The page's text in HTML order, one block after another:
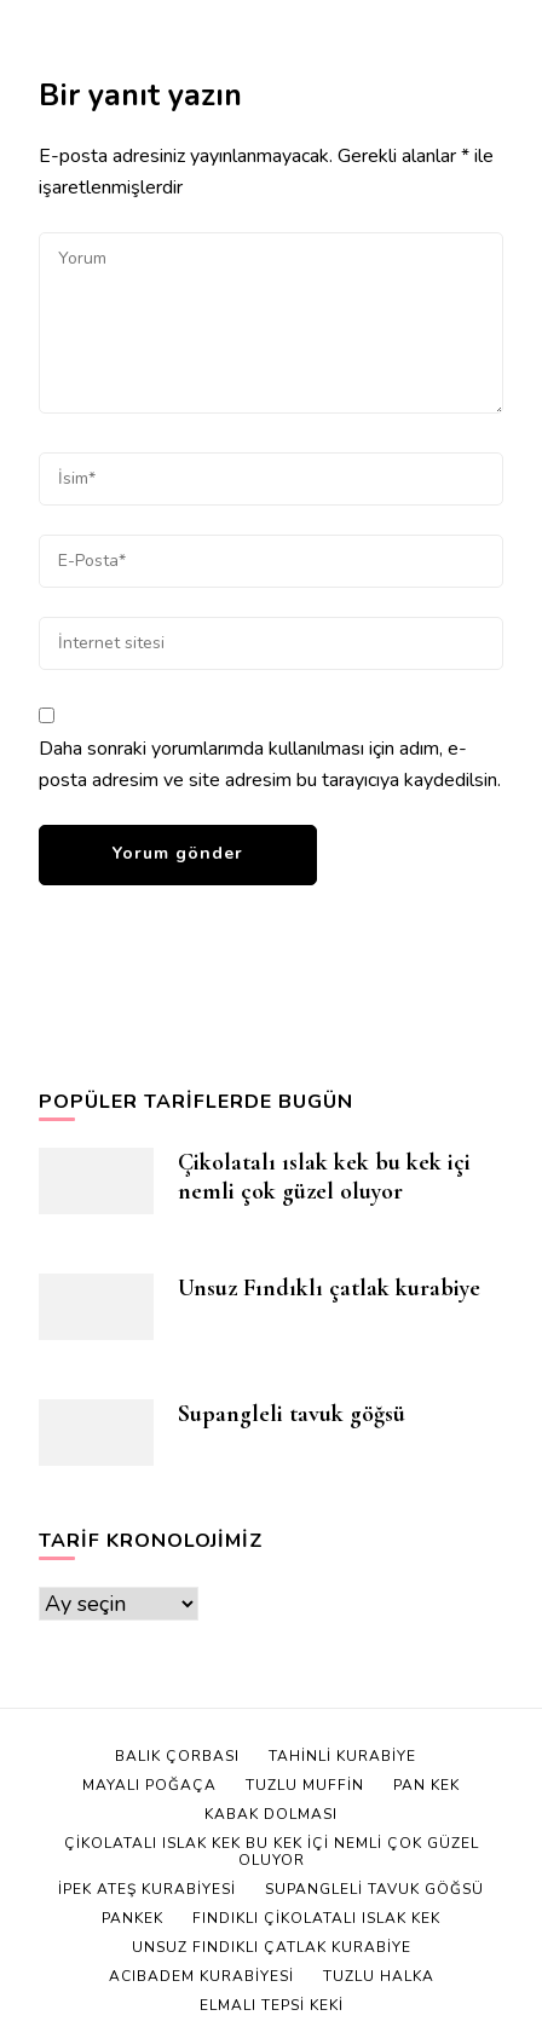
Bir yanıt yazın
E-posta adresiniz yayınlanmayacak. Gerekli alanlar*ile
işaretlenmişlerdir
Daha sonraki yorumlarımda kullanılması için adım, e-
posta adresim ve site adresim bu tarayıcıya kaydedilsin.
POPÜLER TARIFLERDE BUGÜN
Çikolatalı ıslak kek bu kek içi
nemli çok güzel oluyor
Unsuz Fındıklı çatlak kurabiye
Supangleli tavuk göğsü
TARIF KRONOLOJIMIZ
Tarif
BALIK ÇORBASI
TAHINLI KURABIYE
MAYALI POĞAÇA
TUZLU MUFFIN
PAN KEK
KABAK DOLMASI
ÇIKOLATALI ISLAK KEK BU KEK IÇI NEMLI ÇOK GÜZEL
OLUYOR
İPEK ATEŞ KURABIYESI
SUPANGLELI TAVUK GÖĞSÜ
PANKEK
FINDIKLI ÇIKOLATALI ISLAK KEK
UNSUZ FINDIKLI ÇATLAK KURABIYE
ACIBADEM KURABIYESI
TUZLU HALKA
ELMALI TEPSI KEKI